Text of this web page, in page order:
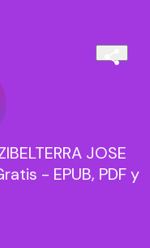
JOSE
- EPUB, PDF y